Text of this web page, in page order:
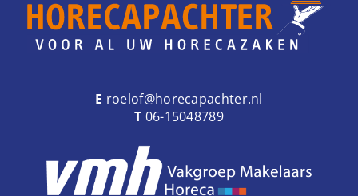
E roelof@horecapachter.nl
T 06-15048789